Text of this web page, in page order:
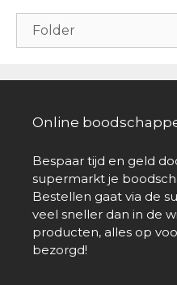
Online
Bespaar tijd en geld
supermarkt je
Bestellen gaat via de
veel sneller dan in de
producten, alles op
bezorgd!